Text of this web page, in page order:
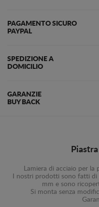
PAGAMENTO SICURO
PAYPAL
SPEDIZIONE A
DOMICILIO
GARANZIE
BUY BACK
Lamiera di acciaio per
I nostri prodotti sono fatti di
mm e sono
Si monta senza